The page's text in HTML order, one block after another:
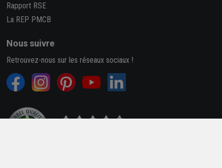
Rapport RSE
La REP PMCB
Nous suivre
Retrouvez-nous sur les réseaux sociaux !